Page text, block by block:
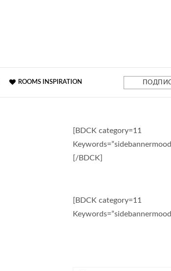
ROOMS INSPIRATION
[BDCK category=11
[/BDCK]
[BDCK category=11